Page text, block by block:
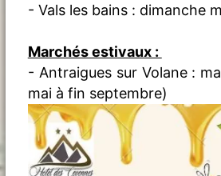
- Vals les bains : dimanche
Marchés estivaux :
- Antraigues sur Volane :
mai à fin septembre)